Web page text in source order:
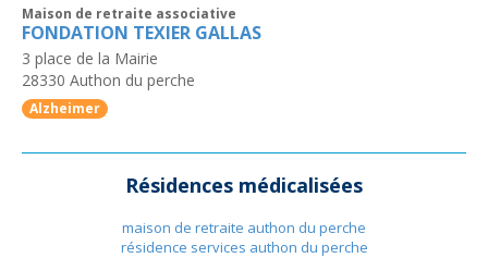
Maison de retraite associative
FONDATION TEXIER GALLAS
3 place de la Mairie
28330 Authon du perche
Alzheimer
Résidences médicalisées
maison de retraite authon du perche
résidence services authon du perche